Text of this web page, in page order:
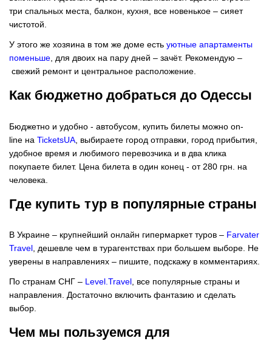
три спальных места, балкон, кухня, все новенькое – сияет
чистотой.
У этого же хозяина в том же доме есть уютные апартаменты
поменьше, для двоих на пару дней – зачёт. Рекомендую –
свежий ремонт и центральное расположение.
Как бюджетно добраться до Одессы
Бюджетно и удобно - автобусом, купить билеты можно on-
line на TicketsUA , выбираете город отправки, город прибытия,
удобное время и любимого перевозчика и в два клика
покупаете билет. Цена билета в один конец - от 280 грн. на
человека.
Где купить тур в популярные страны
В Украине – крупнейший онлайн гипермаркет туров – Farvater
Travel , дешевле чем в турагентствах при большем выборе. Не
уверены в направлениях – пишите, подскажу в комментариях.
По странам СНГ – Level.Travel , все популярные страны и
направления. Достаточно включить фантазию и сделать
выбор.
Чем мы пользуемся для